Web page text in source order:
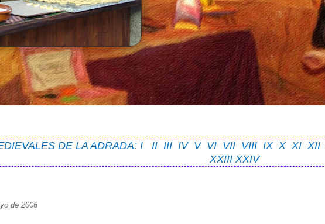
DE LA ADRADA: I II III IV V VI VII VIII IX X XI XII
XXIII XXIV
de 2006